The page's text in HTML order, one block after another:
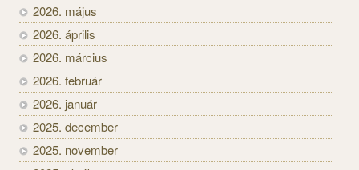
2026. május
2026. április
2026. március
2026. február
2026. január
2025. december
2025. november